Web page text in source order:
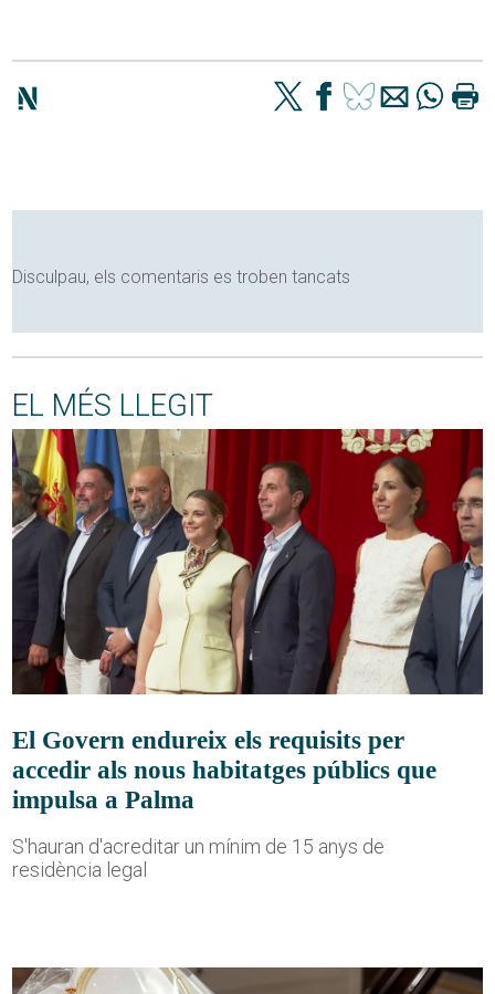
Disculpau, els comentaris es troben tancats
EL MÉS LLEGIT
El Govern endureix els requisits per
accedir als nous habitatges públics que
impulsa a Palma
S'hauran d'acreditar un mínim de 15 anys de
residència legal